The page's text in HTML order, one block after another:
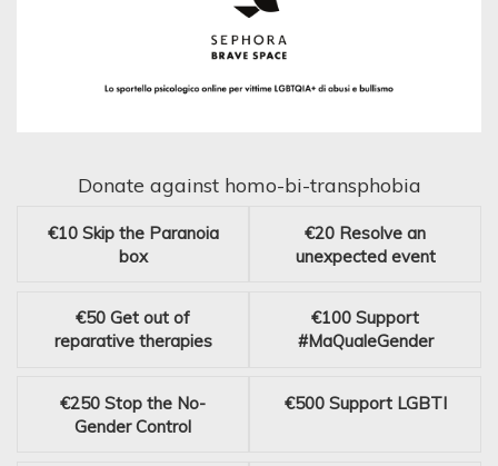
Donate against homo-bi-transphobia
€10 Skip the Paranoia
box
€20 Resolve an
unexpected event
€50 Get out of
reparative therapies
€100 Support
#MaQualeGender
€250 Stop the No-
Gender Control
€500 Support LGBTI